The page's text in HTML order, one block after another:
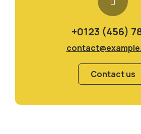
+0123 (456)
Contact us